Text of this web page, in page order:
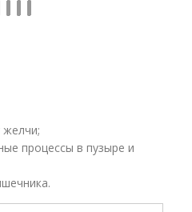
желчи;
процессы в пузыре и